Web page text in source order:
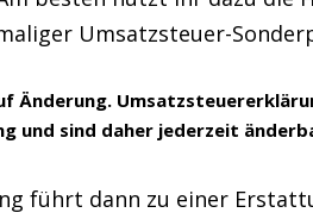
Umsatzsteuer-
Änderung.
und sind daher jederzeit
führt dann zu einer